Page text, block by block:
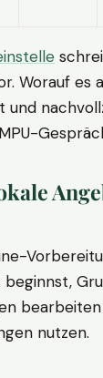
Worauf es
und
nutzen.